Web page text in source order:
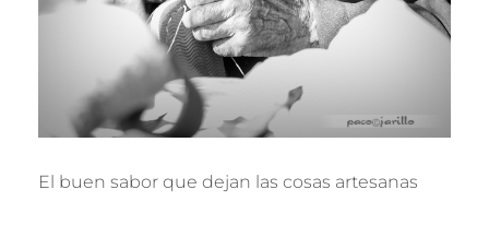
El buen sabor que dejan las cosas artesanas